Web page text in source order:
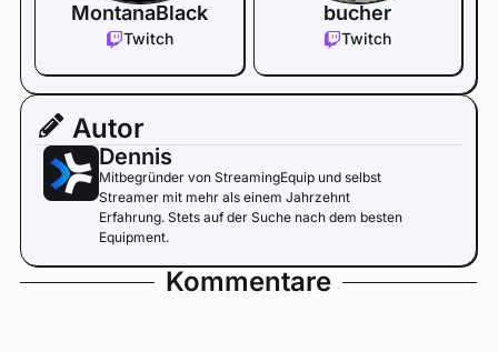
MontanaBlack
Twitch
bucher
Twitch
Autor
Dennis
Mitbegründer von StreamingEquip und selbst
Streamer mit mehr als einem Jahrzehnt
Erfahrung. Stets auf der Suche nach dem besten
Equipment.
Kommentare